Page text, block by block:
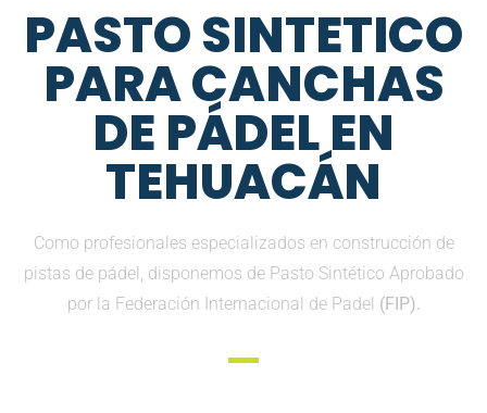
PASTO SINTETICO
PARA CANCHAS
DE PÁDEL EN
TEHUACÁN
Como profesionales especializados en construcción de
pistas de pádel, disponemos de Pasto Sintético Aprobado
por la Federación Internacional de Padel (FIP).